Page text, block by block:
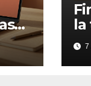
la
7